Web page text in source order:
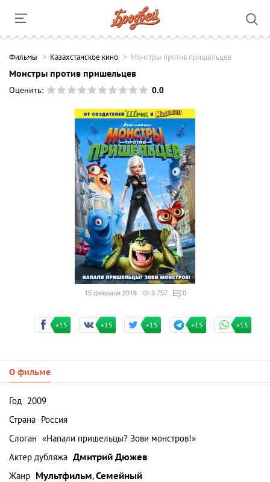
Фильмы Казахстанское кино Монстры против пришельцев
Монстры против пришельцев
Оценить:
0.0
15 февраля 2018 3 757 0
+15 +15 +15 +15 +15
О фильме
Год 2009
Страна Россия
Слоган «Напали пришельцы? Зови монстров!»
Актер дубляжа Дмитрий Дюжев
Жанр Мультфильм,Семейный